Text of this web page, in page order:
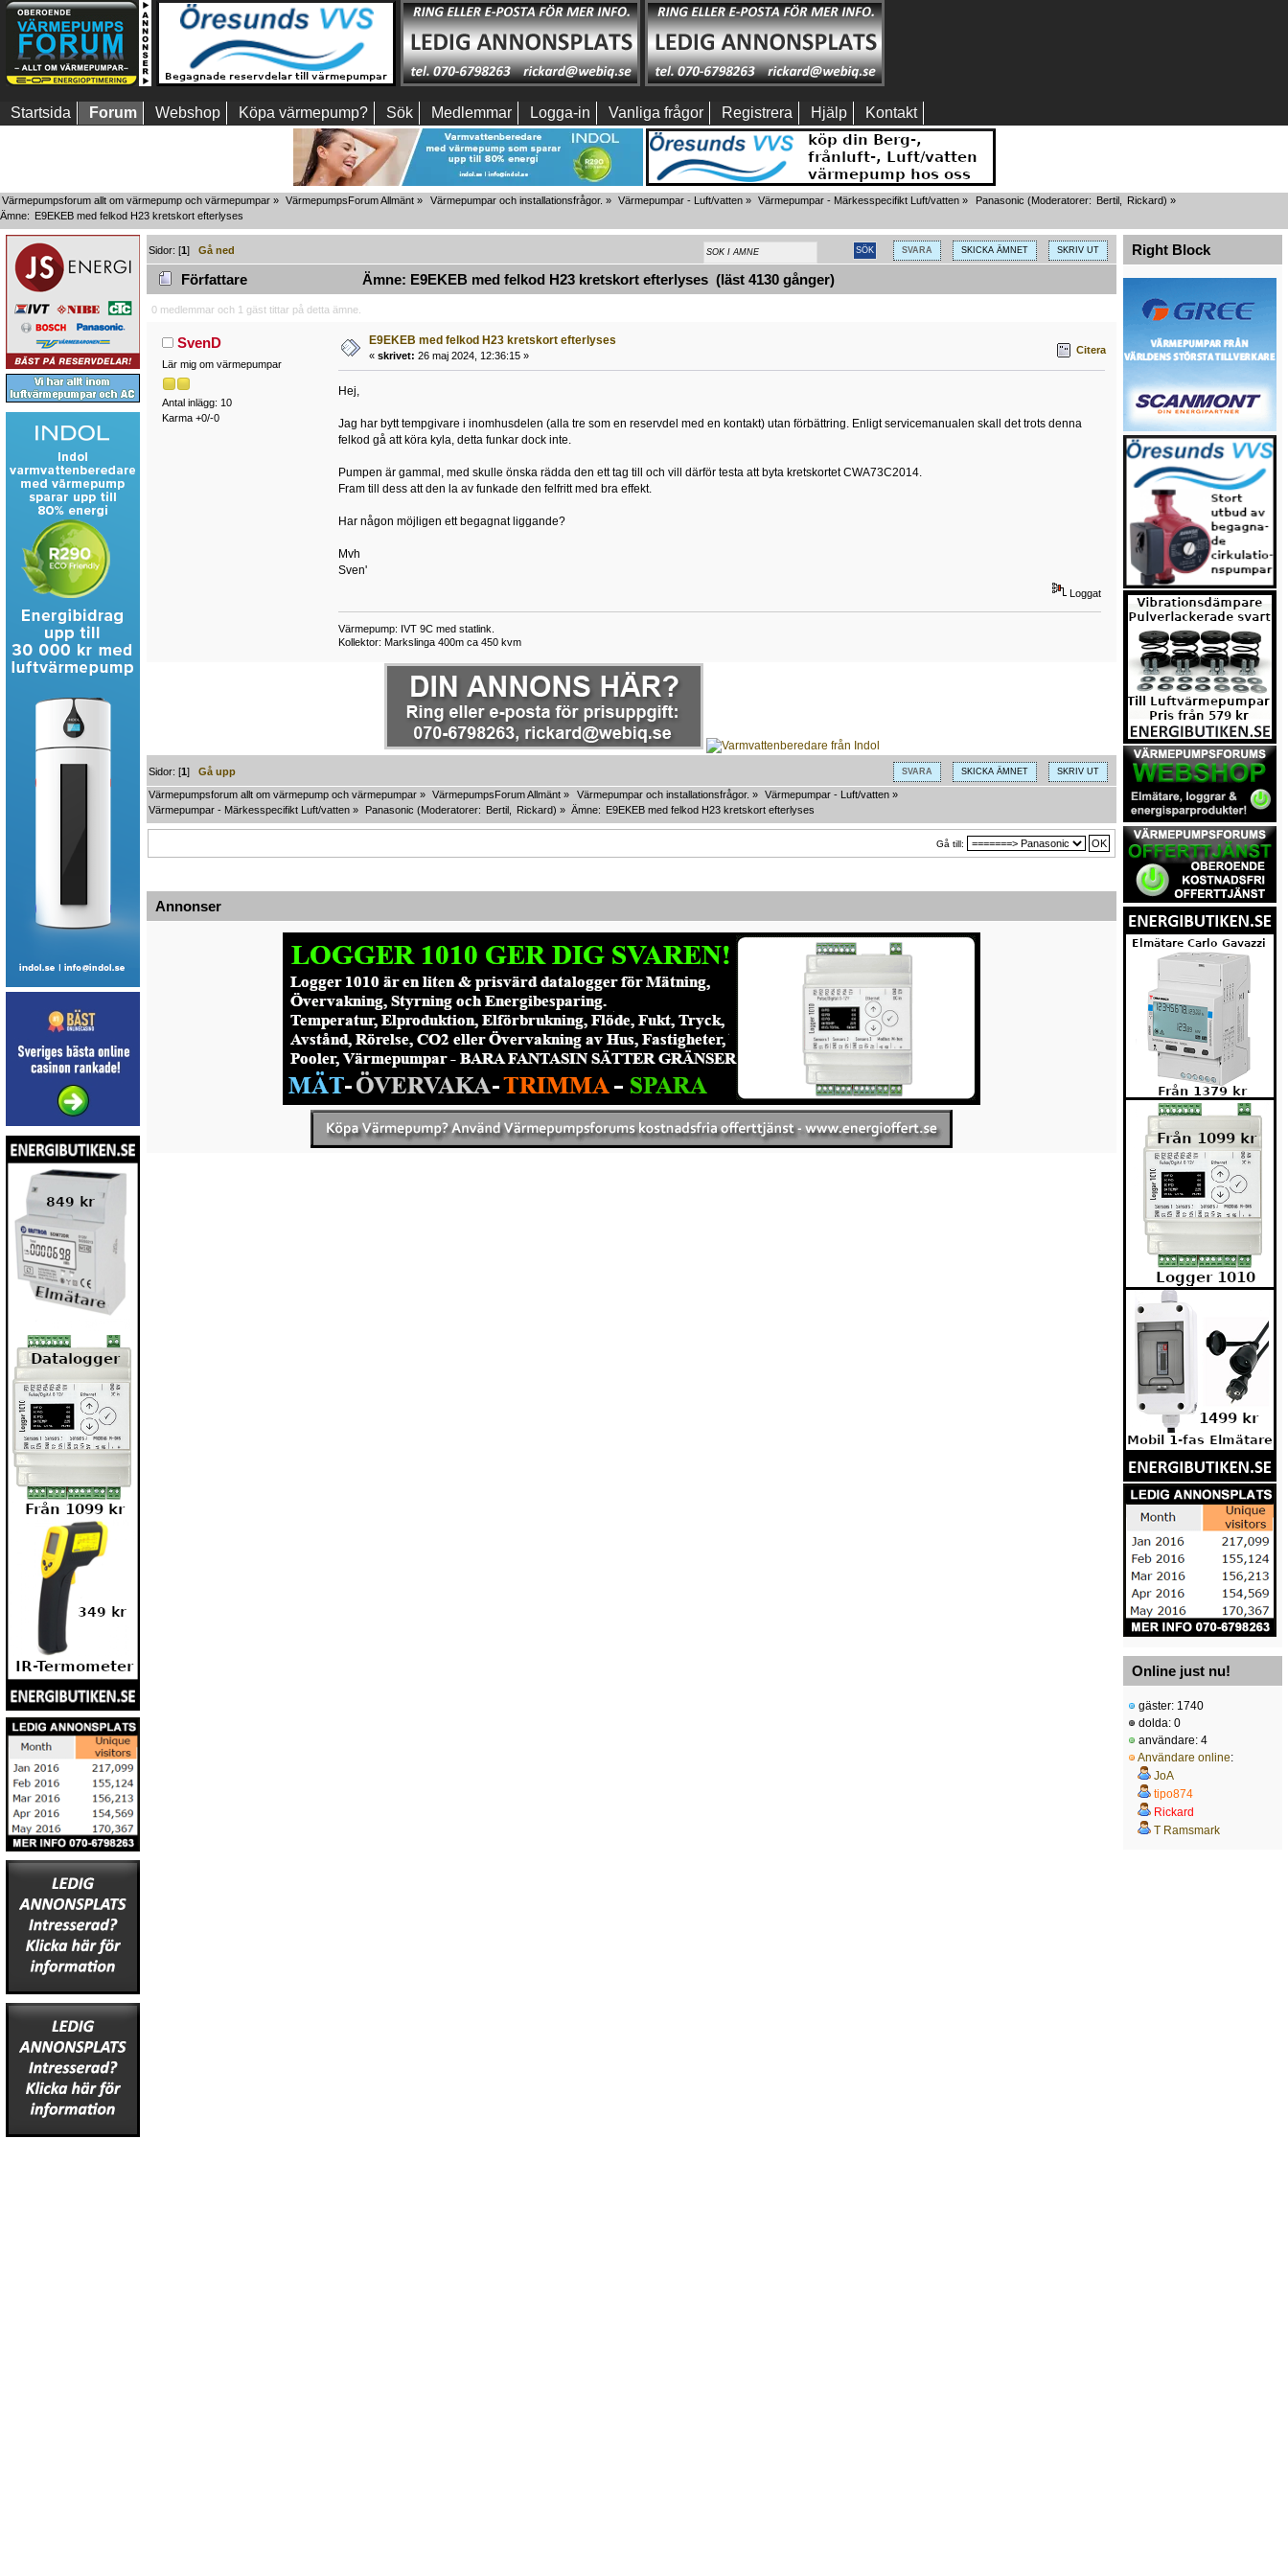
Startsida Forum Webshop Köpa värmepump? Sök Medlemmar Logga-in Vanliga frågor Registrera Hjälp Kontakt
Värmepumpsforum allt om värmepump och värmepumpar » VärmepumpsForum Allmänt » Värmepumpar och installationsfrågor. » Värmepumpar - Luft/vatten» Värmepumpar - Märkesspecifikt Luft/vatten » Panasonic (Moderatorer: Bertil, Rickard) »
Ämne: E9EKEB med felkod H23 kretskort efterlyses
SVARA SKICKA ÄMNET SKRIV UT
Sidor: [1]Gå ned
Författare Ämne: E9EKEB med felkod H23 kretskort efterlyses (läst 4130 gånger)
0 medlemmar och 1 gäst tittar på detta ämne.
SvenD
Lär mig om värmepumpar
Antal inlägg: 10
Karma +0/-0
E9EKEB med felkod H23 kretskort efterlyses
« skrivet: 26 maj 2024, 12:36:15 » Citera
Hej,
Jag har bytt tempgivare i inomhusdelen (alla tre som en reservdel med en kontakt) utan förbättring. Enligt servicemanualen skall det trots denna
felkod gå att köra kyla, detta funkar dock inte.
Pumpen är gammal, med skulle önska rädda den ett tag till och vill därför testa att byta kretskortet CWA73C2014.
Fram till dess att den la av funkade den felfritt med bra effekt.
Har någon möjligen ett begagnat liggande?
Mvh
Sven'
Loggat
Värmepump: IVT 9C med statlink.
Kollektor: Markslinga 400m ca 450 kvm
SVARA SKICKA ÄMNET SKRIV UT
Sidor: [1]Gå upp
Värmepumpsforum allt om värmepump och värmepumpar » VärmepumpsForum Allmänt » Värmepumpar och installationsfrågor. » Värmepumpar - Luft/vatten»
Värmepumpar - Märkesspecifikt Luft/vatten » Panasonic (Moderatorer: Bertil Rickard) » Ämne: E9EKEB med felkod H23 kretskort efterlyses
Gå till:
Annonser
Right Block
Online just nu!
gäster: 1740
dolda: 0
användare: 4
Användare online:
JoA
tipo874
Rickard
T Ramsmark